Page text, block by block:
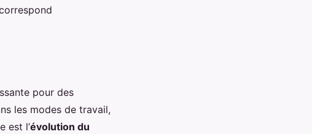
pour des
les modes de travail,
est l’évolution du